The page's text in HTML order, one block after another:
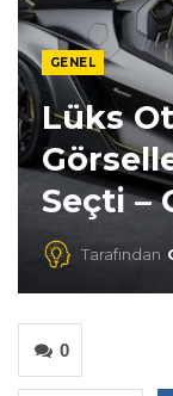
GENEL
Lüks
Seçti –
Tarafından
0